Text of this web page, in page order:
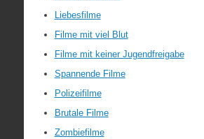
Liebesfilme
Filme mit viel Blut
Filme mit keiner Jugendfreigabe
Spannende Filme
Polizeifilme
Brutale Filme
Zombiefilme